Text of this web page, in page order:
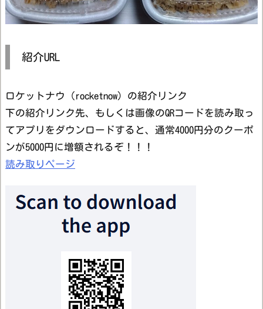
紹介URL
ロケットナウ（rocketnow）の紹介リンク
下の紹介リンク先、もしくは画像のQRコードを読み取っ
てアプリをダウンロードすると、通常4000円分のクーポ
ンが5000円に増額されるぞ！！！
読み取りページ